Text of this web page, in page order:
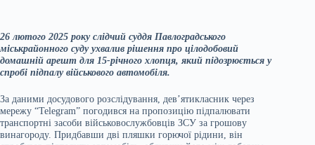
26 лютого 2025 року слідчий суддя Павлоградського
міськрайонного суду ухвалив рішення про цілодобовий
домашній арешт для 15-річного хлопця, який підозрюється у
спробі підпалу військового автомобіля.
За даними досудового розслідування, дев’ятикласник через
мережу “Telegram” погодився на пропозицію підпалювати
транспортні засоби військовослужбовців ЗСУ за грошову
винагороду. Придбавши дві пляшки горючої рідини, він